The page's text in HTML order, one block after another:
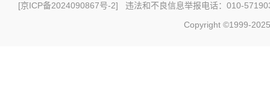
[京ICP备2024090867号-2] 违法和不良信息举报电话：010-
Copyright ©1999-